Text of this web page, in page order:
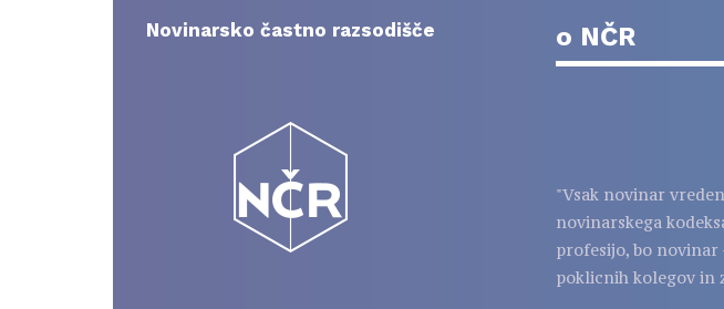
contentNovinarsko častno razsodišče o NČR
"Vsak novinar
novinarskega
profesijo, bo novinar
poklicnih kolegov in